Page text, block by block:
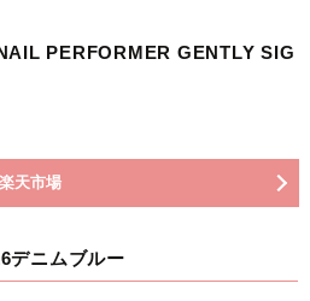
PERFORMER GENTLY SIG
楽天市場
デニムブルー